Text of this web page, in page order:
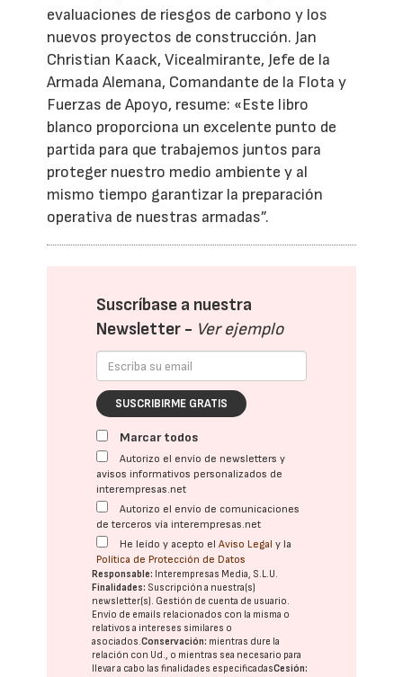
evaluaciones de riesgos de carbono y los
nuevos proyectos de construcción. Jan
Christian Kaack, Vicealmirante, Jefe de la
Armada Alemana, Comandante de la Flota y
Fuerzas de Apoyo, resume: «Este libro
blanco proporciona un excelente punto de
partida para que trabajemos juntos para
proteger nuestro medio ambiente y al
mismo tiempo garantizar la preparación
operativa de nuestras armadas”.
Suscríbase a nuestra
Newsletter - Ver ejemplo
SUSCRIBIRME GRATIS
Marcar todos
Autorizo el envío de newsletters y
avisos informativos personalizados de
interempresas.net
Autorizo el envío de comunicaciones
de terceros vía interempresas.net
He leído y acepto elAviso Legal y la
Política de Protección de Datos
Responsable: Interempresas Media, S.L.U.
Finalidades: Suscripción a nuestra(s)
newsletter(s). Gestión de cuenta de usuario.
Envío de emails relacionados con la misma o
relativos a intereses similares o
asociados.Conservación: mientras dure la
relación con Ud., o mientras sea necesario para
llevar a cabo las finalidades especificadasCesión: